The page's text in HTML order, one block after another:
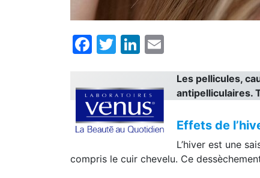
Facebook
TwitterLinkedIn
Les pellicules,
antipelliculaires.
Effets de
L’hiver est une
compris le cuir chevelu. Ce